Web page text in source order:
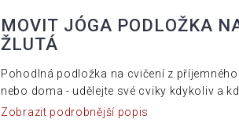
MOVIT JÓGA PODLOŽKA
ŽLUTÁ
Pohodlná podložka na cvičení z
nebo doma - udělejte své cviky kdykoliv a
Zobrazit podrobnější popis